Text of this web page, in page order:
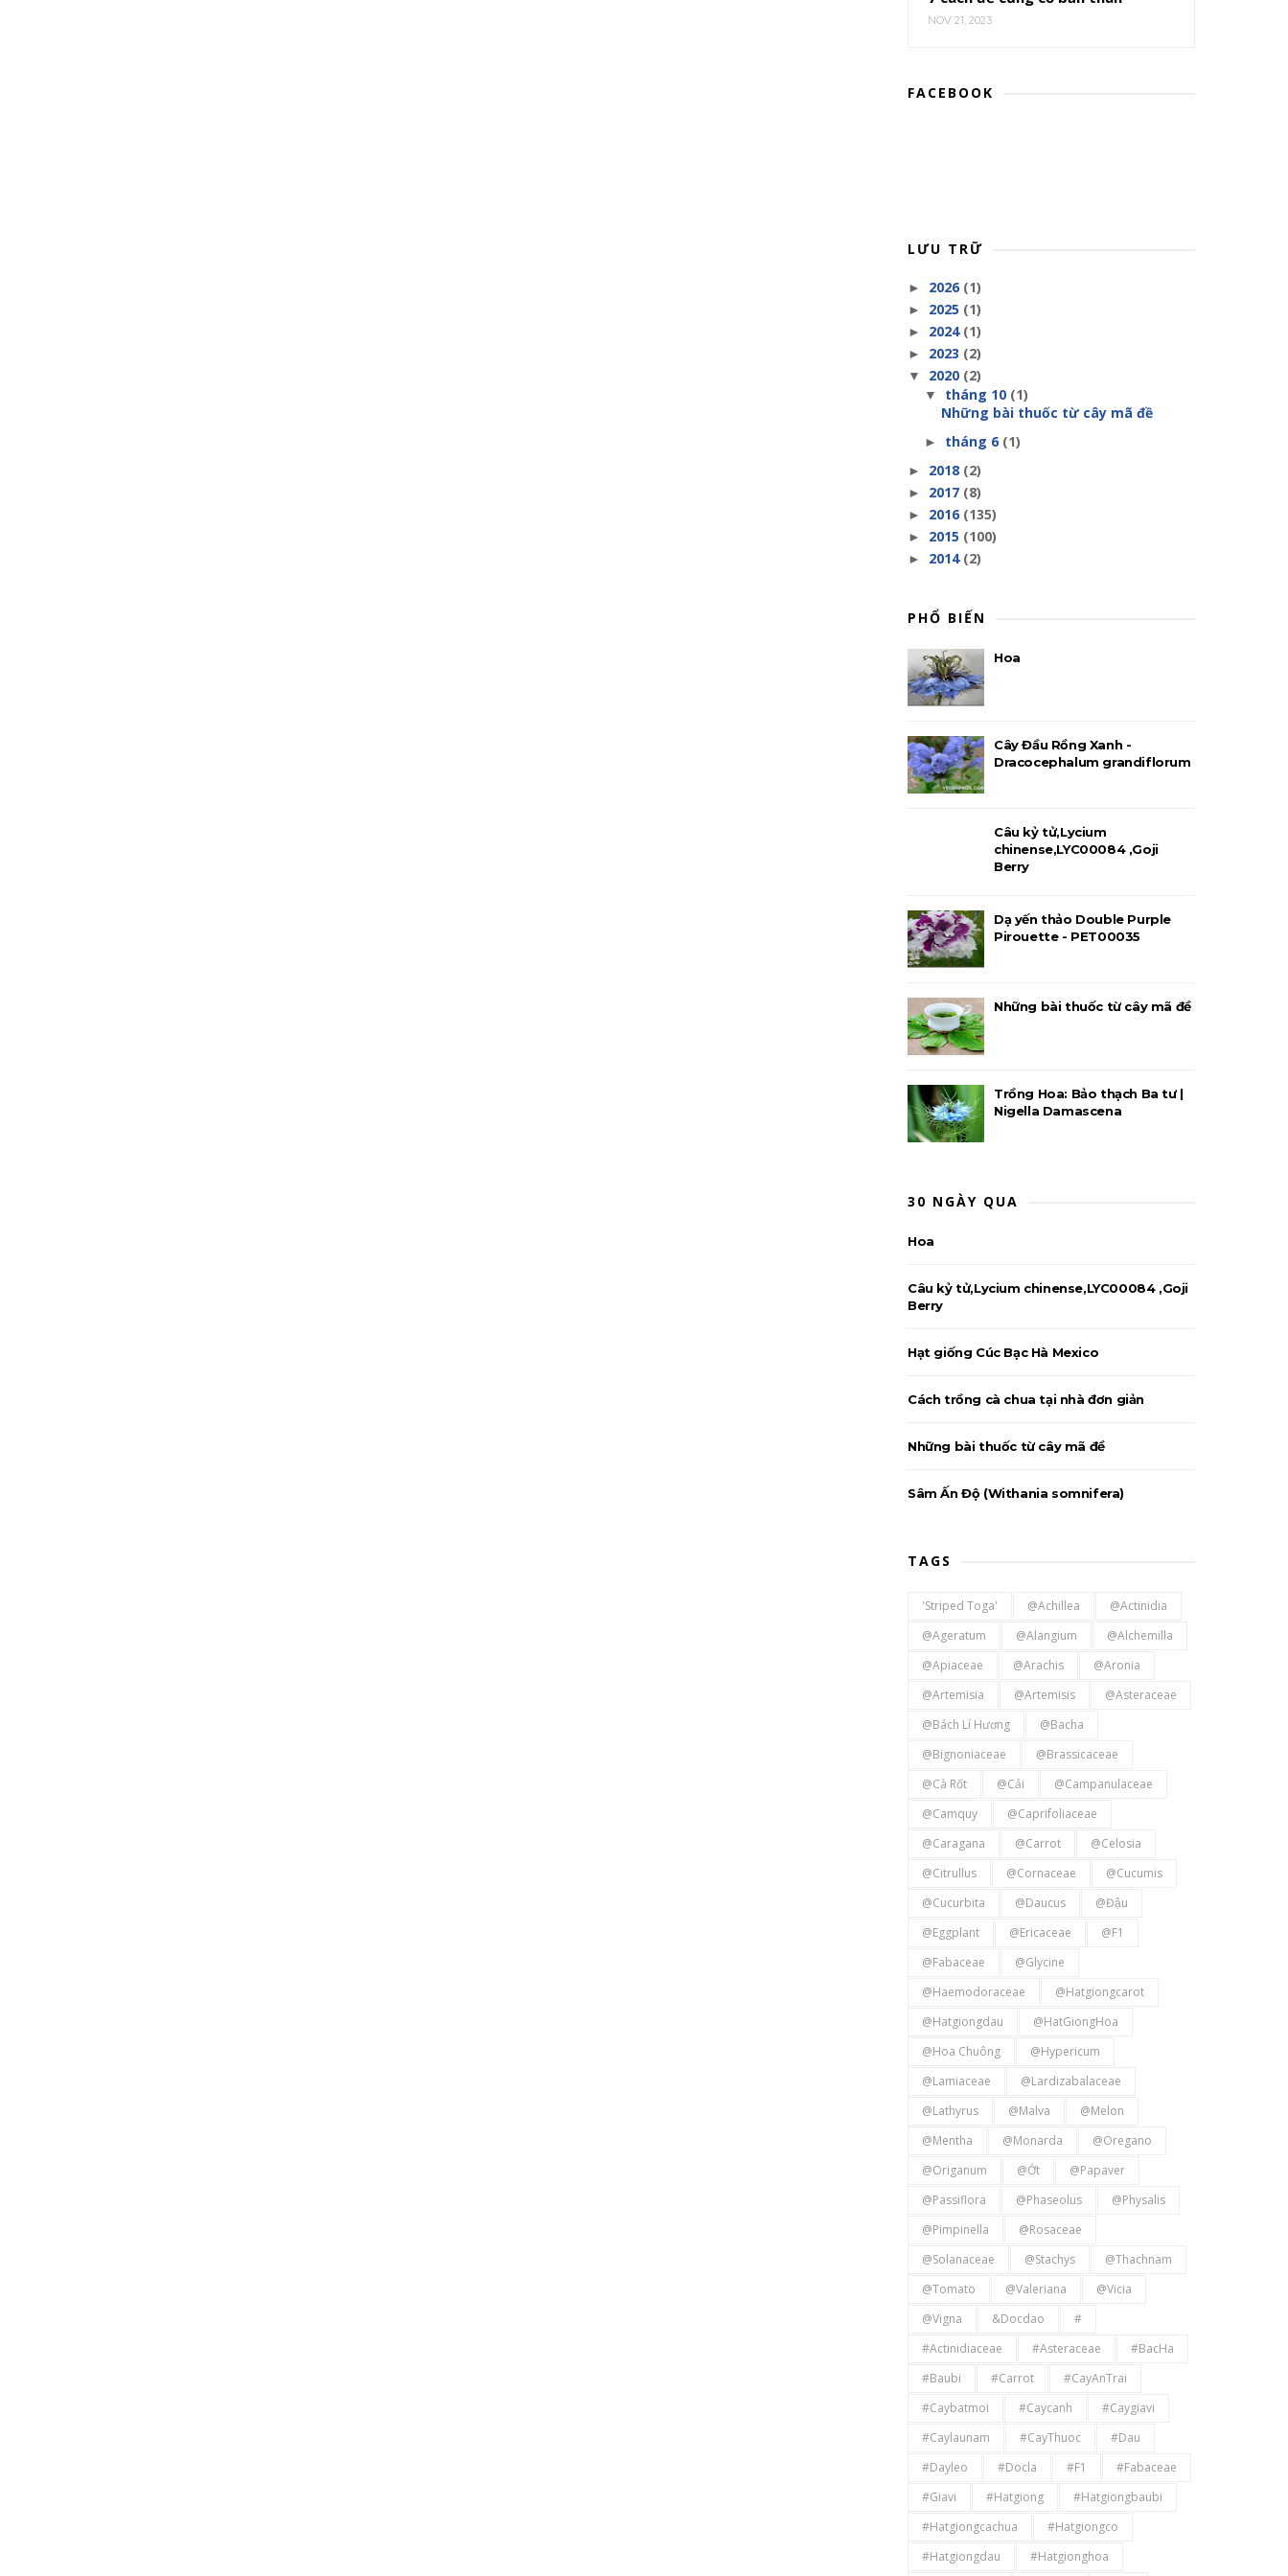
NOV 21, 2023
FACEBOOK
LƯU TRỮ
► 2026 (1)
► 2025 (1)
► 2024 (1)
► 2023 (2)
▼ 2020 (2)
▼ tháng 10 (1)
Những bài thuốc từ cây mã đề
► tháng 6 (1)
► 2018 (2)
► 2017 (8)
► 2016 (135)
► 2015 (100)
► 2014 (2)
PHỔ BIẾN
Hoa
Cây Đầu Rồng Xanh -
Dracocephalum grandiflorum
Câu kỷ tử,Lycium
chinense,LYC00084 ,Goji
Berry
Dạ yến thảo Double Purple
Pirouette - PET00035
Những bài thuốc từ cây mã đề
Trồng Hoa: Bảo thạch Ba tư |
Nigella Damascena
30 NGÀY QUA
Hoa
Câu kỷ tử,Lycium chinense,LYC00084 ,Goji
Berry
Hạt giống Cúc Bạc Hà Mexico
Cách trồng cà chua tại nhà đơn giản
Những bài thuốc từ cây mã đề
Sâm Ấn Độ (Withania somnifera)
TAGS
'Striped Toga' @Achillea
@Actinidia
@Ageratum
@Alangium
@Alchemilla
@Apiaceae
@Arachis
@Aronia
@Artemisia
@Artemisis
@Asteraceae
@Bách Lí Hương
@bacha
@Bignoniaceae
@Brassicaceae
@Cà Rốt
@Cải
@Campanulaceae
@Camquy
@Caprifoliaceae
@Caragana
@Carrot
@Celosia
@Citrullus
@Cornaceae
@Cucumis
@Cucurbita
@Daucus
@Đậu
@Eggplant
@Ericaceae
@F1
@Fabaceae
@Glycine
@Haemodoraceae
@hatgiongcarot
@hatgiongdau
@HatGiongHoa
@Hoa Chuông
@Hypericum
@Lamiaceae
@Lardizabalaceae
@Lathyrus
@Malva
@Melon
@Mentha
@Monarda
@Oregano
@Origanum
@Ớt
@Papaver
@Passiflora
@Phaseolus
@Physalis
@Pimpinella
@Rosaceae
@Solanaceae
@Stachys
@Thachnam
@Tomato
@Valeriana
@Vicia
@Vigna
&docdao
#
#Actinidiaceae
#Asteraceae
#BacHa
#Baubi
#Carrot
#CayAnTrai
#caybatmoi
#Caycanh
#caygiavi
#caylaunam
#CayThuoc
#Dau
#dayleo
#docla #F1
#Fabaceae
#giavi
#hatgiong
#hatgiongbaubi
#hatgiongcachua
#Hatgiongco
#hatgiongdau
#hatgionghoa